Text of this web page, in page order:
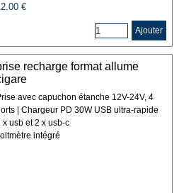
€
Ajouter
recharge format allume
avec capuchon étanche 12V-24V, 4
| Chargeur PD 30W USB ultra-rapide
x usb et 2 x usb-c
intégré